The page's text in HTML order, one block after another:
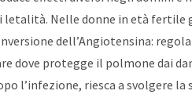
letalità. Nelle donne in età fertile
dell’Angiotensina:
dove protegge il polmone dai
l’infezione, riesca a svolgere la